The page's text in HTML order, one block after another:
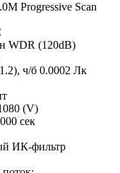
Progressive Scan
WDR (120dB)
ч/б 0.0002 Лк
(V)
сек
ИК-фильтр